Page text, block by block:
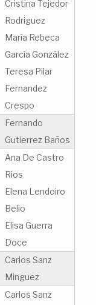
Cristina Tejedor
Rodriguez
María Rebeca
García González
Teresa Pilar
Fernandez
Crespo
Fernando
Gutierrez Baños
Ana De Castro
Rios
Elena Lendoiro
Belio
Elisa Guerra
Doce
Carlos Sanz
Minguez
Carlos Sanz